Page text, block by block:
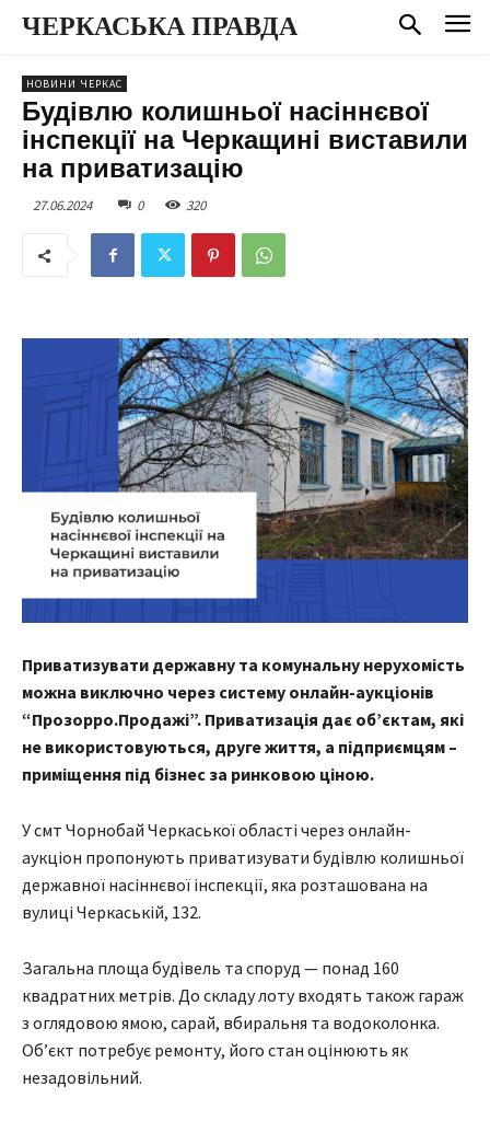
ЧЕРКАСЬКА ПРАВДА
НОВИНИ ЧЕРКАС
Будівлю колишньої насіннєвої
інспекції на Черкащині виставили
на приватизацію
27.06.2024 0 320
Приватизувати державну та комунальну нерухомість
можна виключно через систему онлайн-аукціонів
“Прозорро.Продажі”. Приватизація дає об’єктам, які
не використовуються, друге життя, а підприємцям –
приміщення під бізнес за ринковою ціною.
У смт Чорнобай Черкаської області через онлайн-
аукціон пропонують приватизувати будівлю колишньої
державної насіннєвої інспекції, яка розташована на
вулиці Черкаській, 132.
Загальна площа будівель та споруд — понад 160
квадратних метрів. До складу лоту входять також гараж
з оглядовою ямою, сарай, вбиральня та водоколонка.
Об’єкт потребує ремонту, його стан оцінюють як
незадовільний.